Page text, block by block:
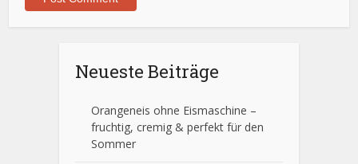
Neueste Beiträge
Orangeneis ohne Eismaschine –
fruchtig, cremig & perfekt für den
Sommer